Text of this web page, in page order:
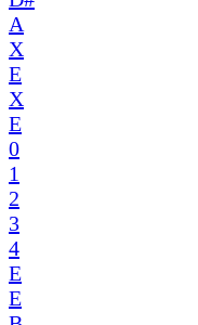
A
X
E
X
E
0
1
2
3
4
E
E